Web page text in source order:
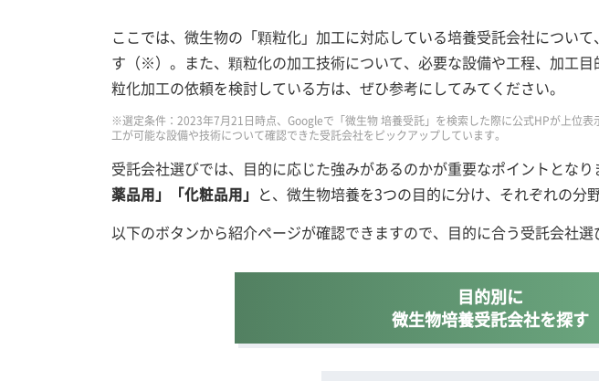
ここでは、微生物の「顆粒化」加工に対応している培養受託会社につい
す（※）。また、顆粒化の加工技術について、必要な設備や工程、加工
粒化加工の依頼を検討している方は、ぜひ参考にしてみてください。
※選定条件：2023年7月21日時点、Googleで「微生物 培養受託」を検索した際に公式HPが上位
工が可能な設備や技術について確認できた受託会社をピックアップしています。
受託会社選びでは、目的に応じた強みがあるのかが重要なポイントとなり
薬品用」「化粧品用」 と、微生物培養を3つの目的に分け、それぞれの分
以下のボタンから紹介ページが確認できますので、目的に合う受託会社選
目的別に
微生物培養受託会社を探す